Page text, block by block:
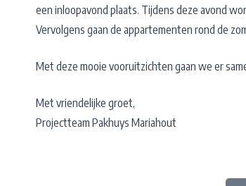
een inloopavond plaats. Tijdens deze avond
Vervolgens gaan de appartementen rond de
Met deze mooie vooruitzichten gaan we er
Met vriendelijke groet,
Projectteam Pakhuys Mariahout